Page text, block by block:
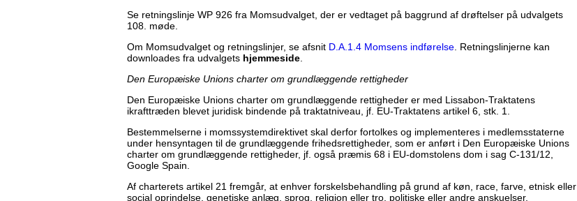
Se retningslinje WP 926 fra Momsudvalget, der er vedtaget på baggrund af drøftelser på udvalgets
108. møde.
Om Momsudvalget og retningslinjer, se afsnit D.A.1.4 Momsens indførelse . Retningslinjerne kan
downloades fra udvalgets hjemmeside
Den Europæiske Unions charter om grundlæggende rettigheder
Den Europæiske Unions charter om grundlæggende rettigheder er med Lissabon-Traktatens
ikrafttræden blevet juridisk bindende på traktatniveau, jf. EU-Traktatens artikel 6, stk. 1.
Bestemmelserne i momssystemdirektivet skal derfor fortolkes og implementeres i medlemsstaterne
under hensyntagen til de grundlæggende frihedsrettigheder, som er anført i Den Europæiske Unions
charter om grundlæggende rettigheder, jf. også præmis 68 i EU-domstolens dom i sag C-131/12,
Google Spain.
Af charterets artikel 21 fremgår, at enhver forskelsbehandling på grund af køn, race, farve, etnisk eller
social oprindelse, genetiske anlæg, sprog, religion eller tro, politiske eller andre anskuelser,